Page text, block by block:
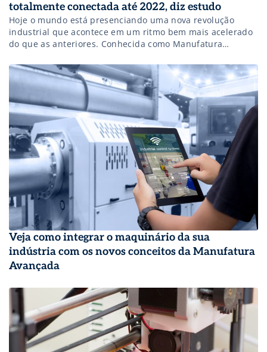
totalmente conectada até 2022, diz estudo
Hoje o mundo está presenciando uma nova revolução
industrial que acontece em um ritmo bem mais acelerado
do que as anteriores. Conhecida como Manufatura
Factory –, ela é fundamentada pela conversão de diversas
tecnologias pré-existentes no mercado, adaptadas às
máquinas e aos equipamentos industriais. No […]
Veja como integrar o maquinário da sua
indústria com os novos conceitos da Manufatura
Avançada